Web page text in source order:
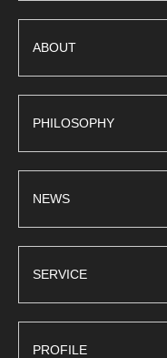
ABOUT
PHILOSOPHY
NEWS
SERVICE
PROFILE